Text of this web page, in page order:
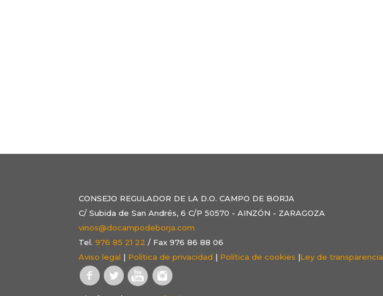
CONSEJO REGULADOR DE LA D.O. CAMPO DE BORJA
C/ Subida de San Andrés, 6 C/P 50570 - AINZÓN - ZARAGOZA
vinos@docampodeborja.com
Tel.976 85 21 22 / Fax 976 86 88 06
Aviso legal | Política de privacidad | Política de cookies |Ley de transparencia